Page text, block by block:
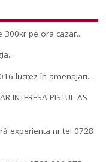
pe ora cazar...
lucrez în amenajari...
INTERESA PISTUL AS
experienta nr tel 0728